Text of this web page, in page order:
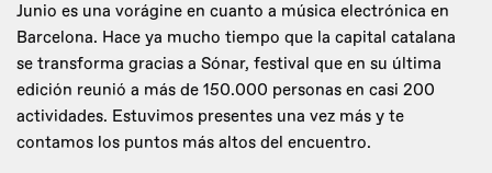
Junio es una vorágine en cuanto a música electrónica en
Barcelona. Hace ya mucho tiempo que la capital catalana
se transforma gracias a Sónar, festival que en su última
edición reunió a más de 150.000 personas en casi 200
actividades. Estuvimos presentes una vez más y te
contamos los puntos más altos del encuentro.